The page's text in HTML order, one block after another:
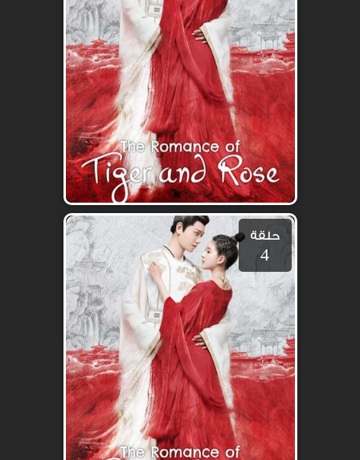
حلقة
4